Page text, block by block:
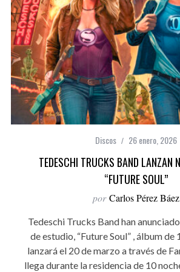
Discos 26 enero, 2026
TEDESCHI TRUCKS BAND LANZAN
“FUTURE SOUL”
por Carlos Pérez Báez
Tedeschi Trucks Band han
de estudio, “Future Soul” , álbum de
lanzará el 20 de marzo a través de
llega durante la residencia de 10